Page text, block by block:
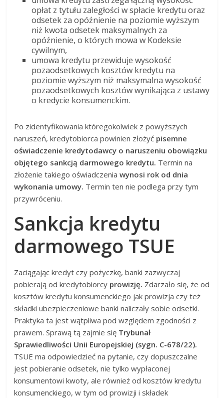
opłat z tytułu zaległości w spłacie kredytu oraz
odsetek za opóźnienie na poziomie wyższym
niż kwota odsetek maksymalnych za
opóźnienie, o których mowa w Kodeksie
cywilnym,
umowa kredytu przewiduje wysokość
pozaodsetkowych kosztów kredytu na
poziomie wyższym niż maksymalna wysokość
pozaodsetkowych kosztów wynikająca z ustawy
o kredycie konsumenckim.
Po zidentyfikowania któregokolwiek z powyższych
naruszeń, kredytobiorca powinien złożyć pisemne
oświadczenie kredytodawcy o naruszeniu obowiązku
objętego sankcją darmowego kredytu. Termin na
złożenie takiego oświadczeniawynosi rok od dnia
wykonania umowy. Termin ten nie podlega przy tym
przywróceniu.
Sankcja kredytu
darmowego TSUE
Zaciągając kredyt czy pożyczkę, banki zazwyczaj
pobierają od kredytobiorcy prowizję. Zdarzało się, że od
kosztów kredytu konsumenckiego jak prowizja czy też
składki ubezpieczeniowe banki naliczały sobie odsetki.
Praktyka ta jest wątpliwa pod względem zgodności z
prawem. Sprawą tą zajmie się Trybunał
Sprawiedliwości Unii Europejskiej (sygn. C-678/22).
TSUE ma odpowiedzieć na pytanie, czy dopuszczalne
jest pobieranie odsetek, nie tylko wypłaconej
konsumentowi kwoty, ale również od kosztów kredytu
konsumenckiego, w tym od prowizji i składek